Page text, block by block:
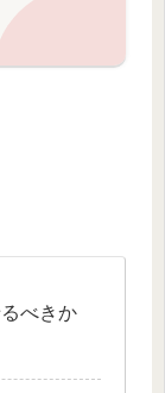
べきか